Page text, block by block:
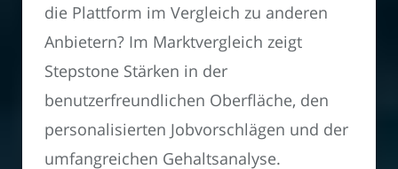
die Plattform im Vergleich zu anderen
Anbietern? Im Marktvergleich zeigt
Stepstone Stärken in der
benutzerfreundlichen Oberfläche, den
personalisierten Jobvorschlägen und der
umfangreichen Gehaltsanalyse.